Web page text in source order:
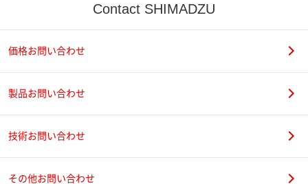
Contact SHIMADZU
価格お問い合わせ
製品お問い合わせ
技術お問い合わせ
その他お問い合わせ